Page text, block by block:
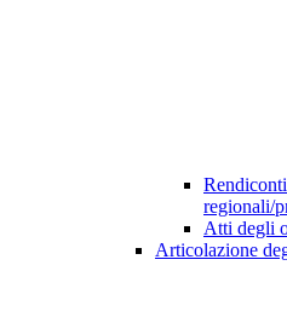
regionali/
Atti degli
Articolazione